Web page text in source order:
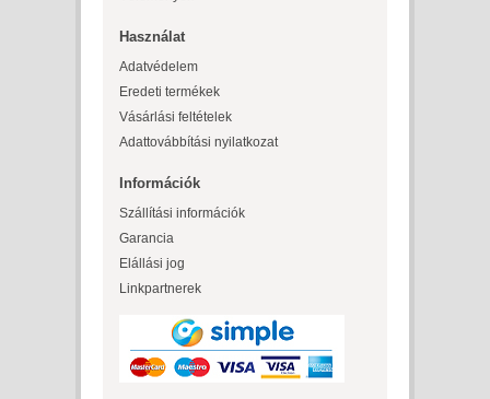
Használat
Adatvédelem
Eredeti termékek
Vásárlási feltételek
Adattovábbítási nyilatkozat
Információk
Szállítási információk
Garancia
Elállási jog
Linkpartnerek